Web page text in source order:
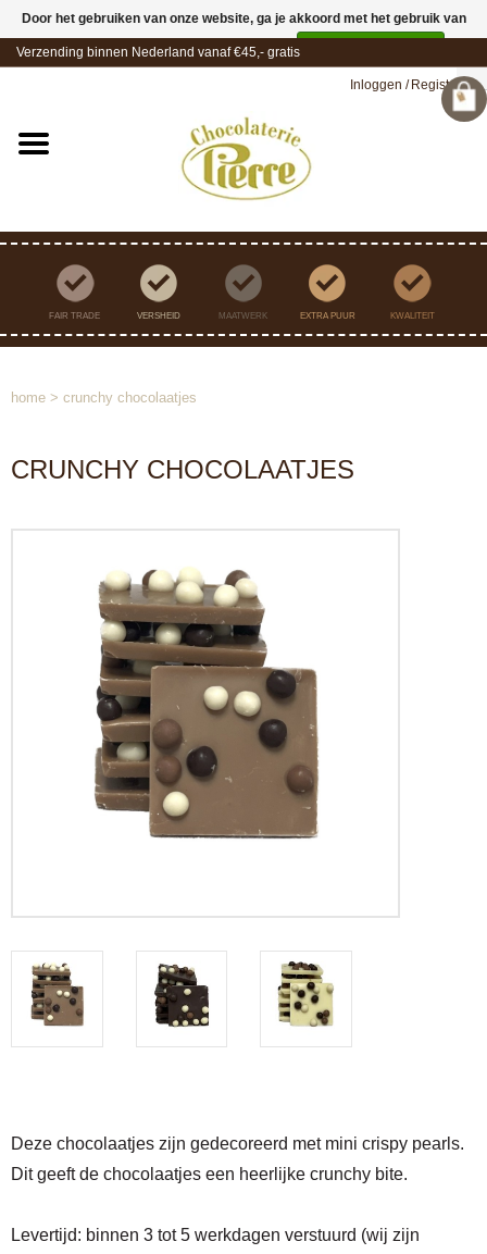
Verzending binnen Nederland vanaf €45,- gratis
Inloggen / Registreren
FAIR TRADE VERSHEID MAATWERK EXTRA PUUR KWALITEIT
home > crunchy chocolaatjes
CRUNCHY CHOCOLAATJES
Deze chocolaatjes zijn gedecoreerd met mini crispy pearls.
Dit geeft de chocolaatjes een heerlijke crunchy bite.
Levertijd: binnen 3 tot 5 werkdagen verstuurd (wij zijn
Door het gebruiken van onze website, ga je akkoord met het gebruik van
cookies om onze website te verbeteren.
Meer over cookies »